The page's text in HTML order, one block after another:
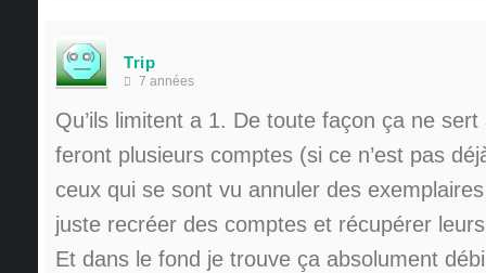
Trip
7 années
Qu’ils limitent a 1. De toute façon ça ne
feront plusieurs comptes (si ce n’est pas
ceux qui se sont vu annuler des
juste recréer des comptes et récupérer
Et dans le fond je trouve ça absolument